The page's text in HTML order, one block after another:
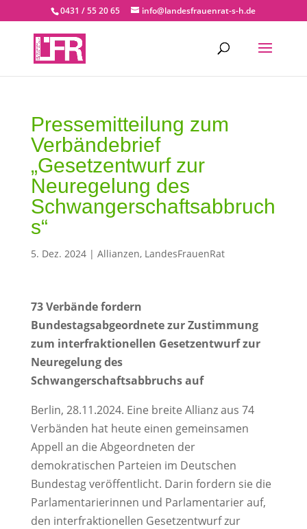
0431 / 55 20 65 info@landesfrauenrat-s-h.de
Pressemitteilung zum
Verbändebrief
„Gesetzentwurf zur
Neuregelung des
Schwangerschaftsabbruch
s“
5. Dez. 2024| Allianzen, LandesFrauenRat
73 Verbände fordern
Bundestagsabgeordnete zur Zustimmung
zum interfraktionellen Gesetzentwurf zur
Neuregelung des
Schwangerschaftsabbruchs auf
Berlin, 28.11.2024. Eine breite Allianz aus 74
Verbänden hat heute einen gemeinsamen
Appell an die Abgeordneten der
demokratischen Parteien im Deutschen
Bundestag veröffentlicht. Darin fordern sie die
Parlamentarierinnen und Parlamentarier auf,
den interfraktionellen Gesetzentwurf zur